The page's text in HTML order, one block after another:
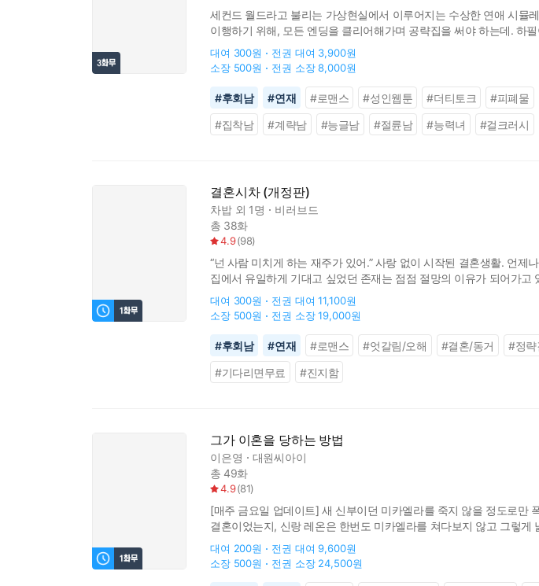
세컨드 월드라고 불리는 가상현실에서 이루어지는 수상한 연애 시뮬
이행하기 위해, 모든 엔딩을 클리어해가며 공략집을 써야 하는데. 하
히타이트라니. 과연 지아는 모든 엔딩을 클리어하고, 공략집까지 완성
대여 300원 전권 대여 3,900원
소장 500원 전권 소장 8,000원
#후회남 #연재 #로맨스 #성인웹툰 #더티토크 #피폐물
#집착남 #계략남 #능글남 #절륜남 #능력녀 #걸크러시
결혼시차 (개정판)
차밥외 1명
비러브드
총 38화
4.9(98)
“넌 사람 미치게 하는 재주가 있어.” 사랑 없이 시작된 결혼생활. 언제
집에서 유일하게 기대고 싶었던 존재는 점점 절망의 이유가 되어가고
고백에도 그는 말이 없었다. 같은 공간, 서로 다른 시간 속에서 살고
대여 300원 전권 대여 11,100원
소장 500원 전권 소장 19,000원
#후회남 #연재 #로맨스 #엇갈림/오해 #결혼/동거 #정략
#기다리면무료 #진지함
그가 이혼을 당하는 방법
이은영
대원씨아이
총 49화
4.9(81)
[매주 금요일 업데이트] 새 신부이던 미카엘라를 죽지 않을 정도로만
결혼이었는지, 신랑 레온은 한번도 미카엘라를 쳐다보지 않고 그렇
찾아 결혼을 꿈꾸게 된 레온. 새로이 결혼을 하고자 미카엘라를 찾아
대여 200원 전권 대여 9,600원
소장 500원 전권 소장 24,500원